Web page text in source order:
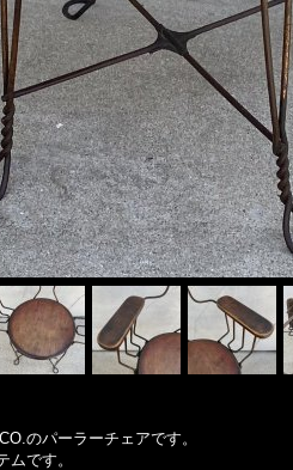
のパーラーチェアです。
です。